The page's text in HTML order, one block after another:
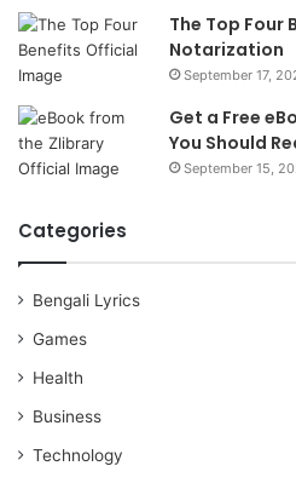
The Top Four
Notarization
September 17,
Get a Free
You Should
September 15,
Categories
Bengali Lyrics
Games
Health
Business
Technology